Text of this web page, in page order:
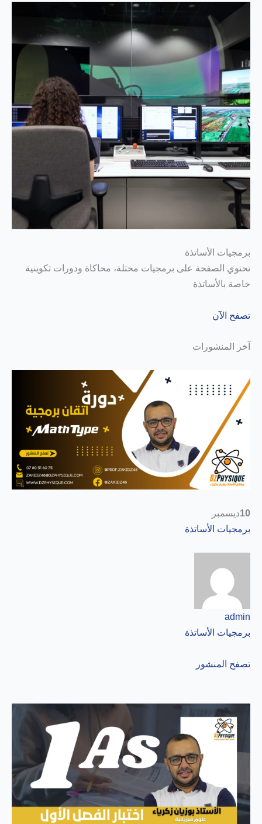
برمجيات الأساتذة
تحتوي الصفحة على برمجيات مختلة، محاكاة ودورات تكوينية
خاصة بالأساتذة
تصفح الآن
آخر المنشورات
10ديسمبر
برمجيات الأساتذة
admin
برمجيات الأساتذة
تصفح المنشور